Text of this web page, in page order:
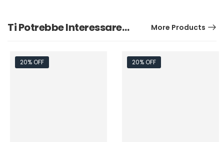
Ti Potrebbe Interessare… More Products
20% OFF 20% OFF